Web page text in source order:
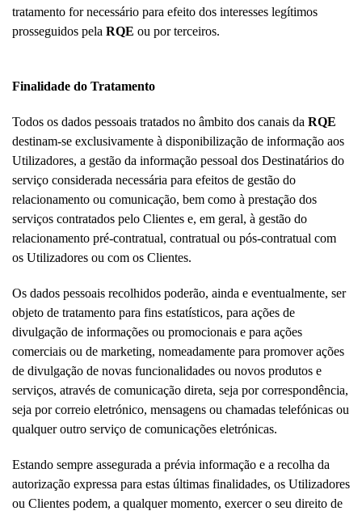
tratamento for necessário para efeito dos interesses legítimos
prosseguidos pela RQE ou por terceiros.
Finalidade do Tratamento
Todos os dados pessoais tratados no âmbito dos canais da RQE
destinam-se exclusivamente à disponibilização de informação aos
Utilizadores, a gestão da informação pessoal dos Destinatários do
serviço considerada necessária para efeitos de gestão do
relacionamento ou comunicação, bem como à prestação dos
serviços contratados pelo Clientes e, em geral, à gestão do
relacionamento pré-contratual, contratual ou pós-contratual com
os Utilizadores ou com os Clientes.
Os dados pessoais recolhidos poderão, ainda e eventualmente, ser
objeto de tratamento para fins estatísticos, para ações de
divulgação de informações ou promocionais e para ações
comerciais ou de marketing, nomeadamente para promover ações
de divulgação de novas funcionalidades ou novos produtos e
serviços, através de comunicação direta, seja por correspondência,
seja por correio eletrónico, mensagens ou chamadas telefónicas ou
qualquer outro serviço de comunicações eletrónicas.
Estando sempre assegurada a prévia informação e a recolha da
autorização expressa para estas últimas finalidades, os Utilizadores
ou Clientes podem, a qualquer momento, exercer o seu direito de